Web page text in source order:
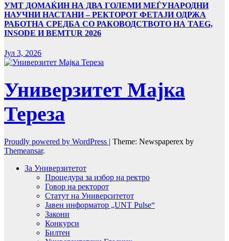
УMТ ДОМАЌИН НА ДВА ГОЛЕМИ МЕЃУНАРОДНИ
НАУЧНИ НАСТАНИ – РЕКТОРОТ ФЕТАЈИ ОДРЖА
РАБОТНА СРЕДБА СО РАКОВОДСТВОТО НА TAEG,
INSODE И BEMTUR 2026
Јул 3, 2026
Универзитет Мајка
Тереза
Proudly powered by WordPress | Theme: Newspaperex by
Themeansar.
За Универзитетот
Процедура за избор на ректро
Говор на ректорот
Статут на Университетот
Јавен информатор „UNT Pulse“
Закони
Конкурси
Билтен